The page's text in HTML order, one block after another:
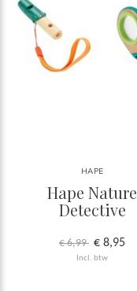
HAPE
Hape Nature
Detective
€ 6,99 € 8,95
Incl. btw